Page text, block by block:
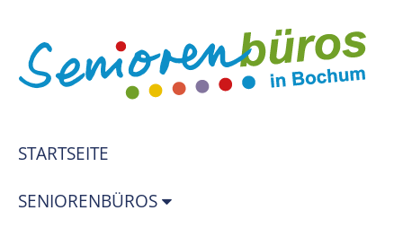
STARTSEITE
SENIORENBÜROS